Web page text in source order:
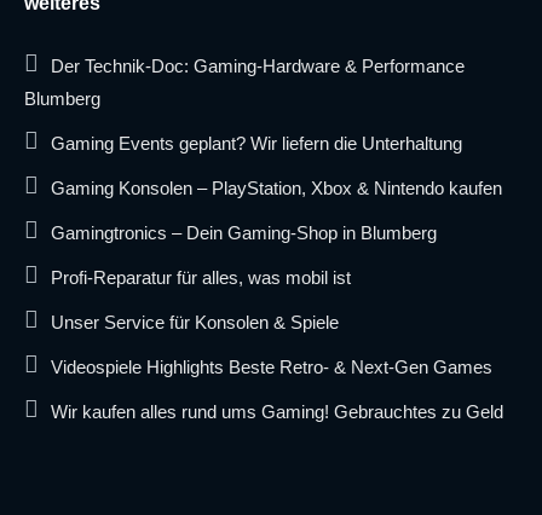
Der Technik-Doc: Gaming-Hardware & Performance
Blumberg
Gaming Events geplant? Wir liefern die Unterhaltung
Gaming Konsolen – PlayStation, Xbox & Nintendo kaufen
Gamingtronics – Dein Gaming-Shop in Blumberg
Profi-Reparatur für alles, was mobil ist
Unser Service für Konsolen & Spiele
Videospiele Highlights Beste Retro- & Next-Gen Games
Wir kaufen alles rund ums Gaming! Gebrauchtes zu Geld